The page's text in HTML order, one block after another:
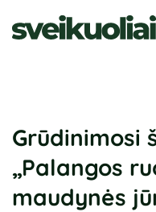
Grūdinimosi
„Palangos
maudynės